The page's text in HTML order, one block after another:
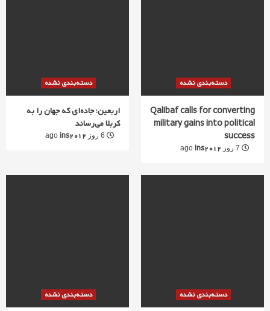
دسته‌بندی نشده
اربعین؛ جاده‌ای که جهان را به
کربلا می‌رساند
ins2012
دسته‌بندی نشده
Qalibaf calls for converting
military gains into political
success
ins2012
دسته‌بندی نشده دسته‌بندی نشده